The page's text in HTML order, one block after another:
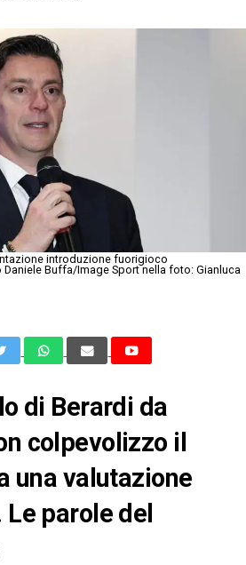
introduzione fuorigioco
Buffa/Image Sport nella foto: Gianluca
di Berardi da
colpevolizzo il
una valutazione
parole del